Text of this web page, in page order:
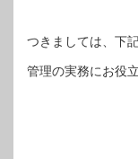
つきましては、下
管理の実務にお役